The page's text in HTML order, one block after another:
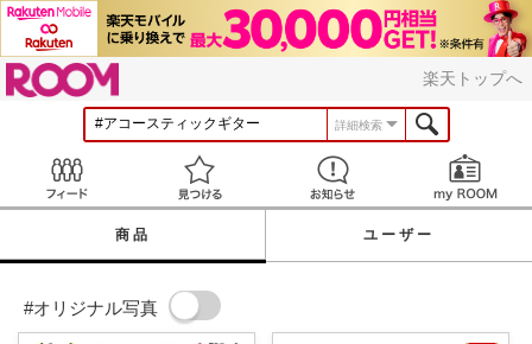
楽天トップへ
詳細検索
見つける お知らせ
商品 ユーザー
#オリジナル写真